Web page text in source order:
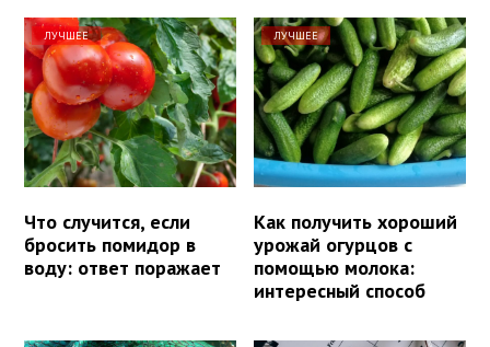
ЛУЧШЕЕ
Что случится, если
бросить помидор в
воду: ответ поражает
ЛУЧШЕЕ
Как получить хороший
урожай огурцов с
помощью молока:
интересный способ